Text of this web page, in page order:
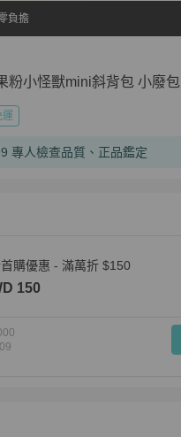
負擔
粉小怪獸mini斜背包 小廢包
運
專人檢查品質、正品鑑定
購優惠 - 滿萬折 $150
150